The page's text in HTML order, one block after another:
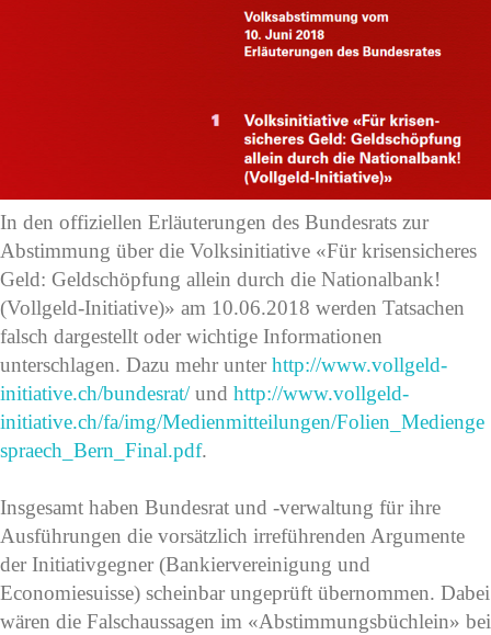
In den offiziellen Erläuterungen des Bundesrats zur
Abstimmung über die Volksinitiative «Für krisensicheres
Geld: Geldschöpfung allein durch die Nationalbank!
(Vollgeld-Initiative)» am 10.06.2018 werden Tatsachen
falsch dargestellt oder wichtige Informationen
unterschlagen. Dazu mehr unter http://www.vollgeld-
initiative.ch/bundesrat/und http://www.vollgeld-
initiative.ch/fa/img/Medienmitteilungen/Folien_Medienge
spraech_Bern_Final.pdf.
Insgesamt haben Bundesrat und -verwaltung für ihre
Ausführungen die vorsätzlich irreführenden Argumente
der Initiativgegner (Bankiervereinigung und
Economiesuisse) scheinbar ungeprüft übernommen. Dabei
wären die Falschaussagen im «Abstimmungsbüchlein» bei